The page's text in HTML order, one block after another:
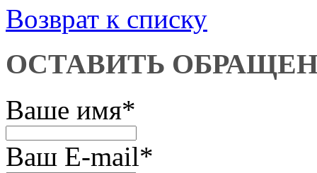
Возврат к списку
ОСТАВИТЬ
Ваше имя*
Ваш E-mail*